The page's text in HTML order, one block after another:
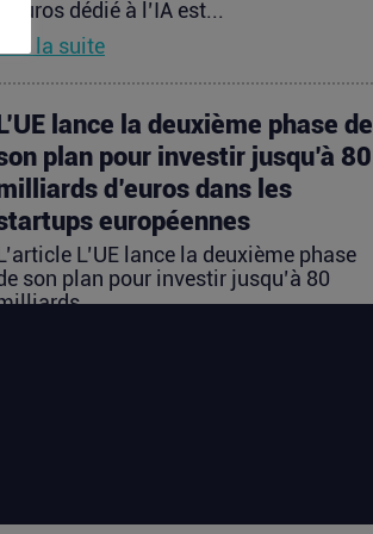
d’euros dédié à l’IA est...
Lire la suite
lance la deuxième phase de
plan pour investir jusqu’à 80
d’euros dans les
européennes
L’UE lance la deuxième phase
son plan pour investir jusqu’à 80